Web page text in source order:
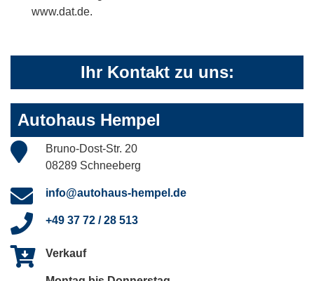
www.dat.de.
Ihr Kontakt zu uns:
Autohaus Hempel
Bruno-Dost-Str. 20
08289 Schneeberg
info@autohaus-hempel.de
+49 37 72 / 28 513
Verkauf